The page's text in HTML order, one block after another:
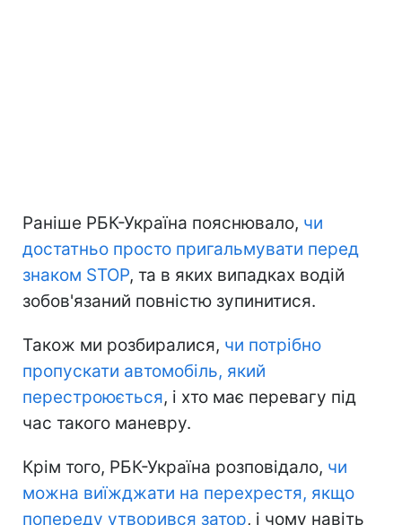
Раніше РБК-Україна пояснювало, чи
достатньо просто пригальмувати перед
знаком STOP, та в яких випадках водій
зобов'язаний повністю зупинитися.
Також ми розбиралися, чи потрібно
пропускати автомобіль, який
перестроюється, і хто має перевагу під
час такого маневру.
Крім того, РБК-Україна розповідало, чи
можна виїжджати на перехрестя, якщо
попереду утворився затор, і чому навіть